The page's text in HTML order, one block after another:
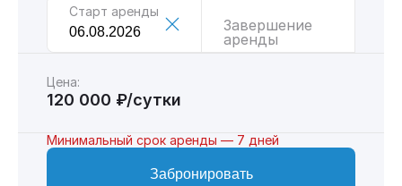
Старт аренды
Завершение
аренды
Цена:
120 000 ₽/сутки
Минимальный срок аренды — 7 дней
Забронировать